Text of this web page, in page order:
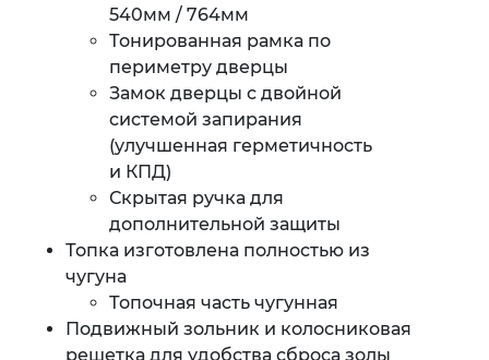
540мм / 764мм
Тонированная рамка по
периметру дверцы
Замок дверцы с двойной
системой запирания
(улучшенная герметичность
и КПД)
Скрытая ручка для
дополнительной защиты
Топка изготовлена полностью из
чугуна
Топочная часть чугунная
Подвижный зольник и колосниковая
решетка для удобства сброса золы